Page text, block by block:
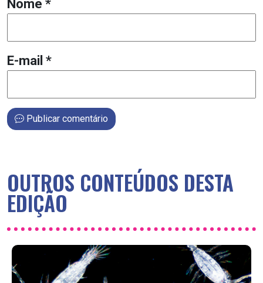
Nome *
E-mail *
Publicar comentário
OUTROS CONTEÚDOS DESTA
EDIÇÃO